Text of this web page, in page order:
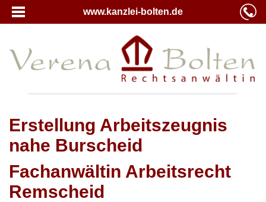
www.kanzlei-bolten.de
Erstellung Arbeitszeugnis
nahe Burscheid
Fachanwältin Arbeitsrecht
Remscheid